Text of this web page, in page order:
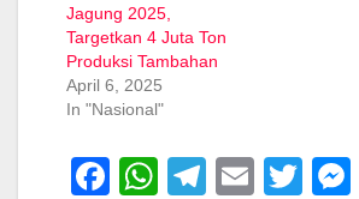
Jagung 2025,
Targetkan 4 Juta Ton
Produksi Tambahan
April 6, 2025
In "Nasional"
F
W T
E
T